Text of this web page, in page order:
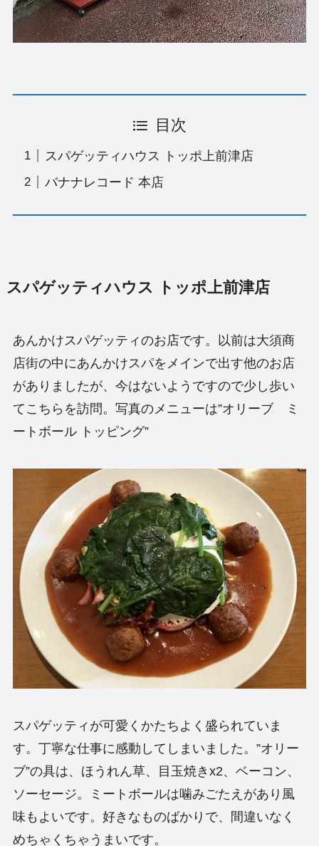
目次
スパゲッティハウス トッポ上前津店
バナナレコード 本店
スパゲッティハウス トッポ上前津店
あんかけスパゲッティのお店です。以前は大須商
店街の中にあんかけスパをメインで出す他のお店
がありましたが、今はないようですので少し歩い
てこちらを訪問。写真のメニューは”オリーブ ミ
ートボール トッピング”
スパゲッティが可愛くかたちよく盛られていま
す。丁寧な仕事に感動してしまいました。”オリー
ブ”の具は、ほうれん草、目玉焼きx2、ベーコン、
ソーセージ。ミートボールは噛みごたえがあり風
味もよいです。好きなものばかりで、間違いなく
めちゃくちゃうまいです。